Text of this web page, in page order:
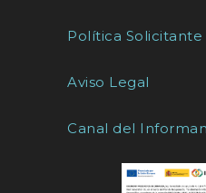
Política
Aviso Legal
Canal del